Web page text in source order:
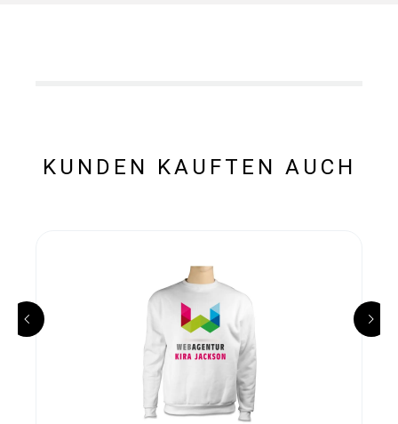
KUNDEN KAUFTEN AUCH